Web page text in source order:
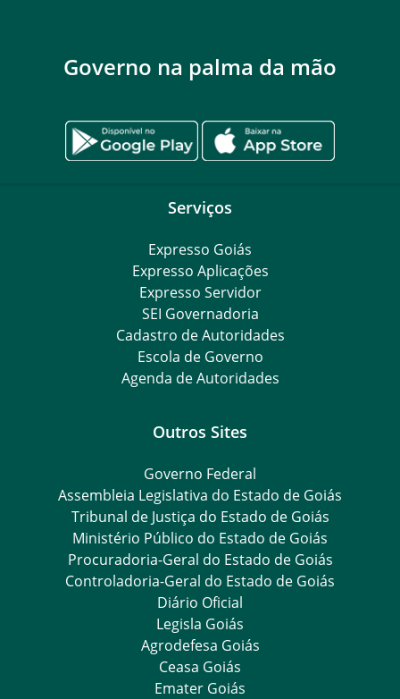
Governo na palma da mão
Serviços
Expresso Goiás
Expresso Aplicações
Expresso Servidor
SEI Governadoria
Cadastro de Autoridades
Escola de Governo
Agenda de Autoridades
Outros Sites
Governo Federal
Assembleia Legislativa do Estado de Goiás
Tribunal de Justiça do Estado de Goiás
Ministério Público do Estado de Goiás
Procuradoria-Geral do Estado de Goiás
Controladoria-Geral do Estado de Goiás
Diário Oficial
Legisla Goiás
Agrodefesa Goiás
Ceasa Goiás
Emater Goiás